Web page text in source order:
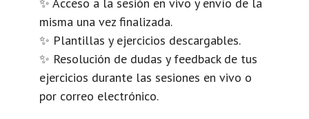
misma una vez finalizada.
✨ Plantillas y ejercicios descargables.
✨ Resolución de dudas y feedback de tus
ejercicios durante las sesiones en vivo o
por correo electrónico.